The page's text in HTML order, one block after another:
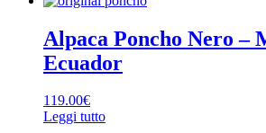
Alpaca Poncho Nero –
Ecuador
119.00€
Leggi tutto